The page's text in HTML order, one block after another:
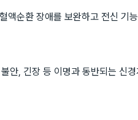
액순환 장애를 보완하고 전신 기
안, 긴장 등 이명과 동반되는 신